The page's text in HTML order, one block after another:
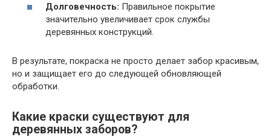
Долговечность: Правильное покрытие
значительно увеличивает срок службы
деревянных конструкций.
В результате, покраска не просто делает забор красивым,
но и защищает его до следующей обновляющей
обработки.
Какие краски существуют для
деревянных заборов?